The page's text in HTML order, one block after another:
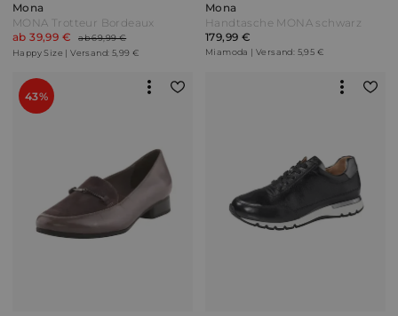
Mona
MONA Trotteur Bordeaux
ab 39,99 €
ab 69,99 €
Happy Size | Versand: 5,99 €
Mona
Handtasche MONA schwarz
179,99 €
Miamoda | Versand: 5,95 €
43%